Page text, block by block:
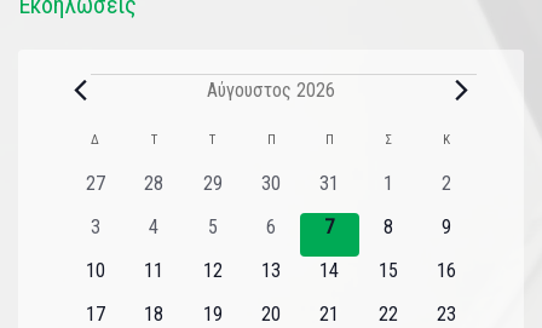
Αύγουστος 2026
Ημερολόγιο
του
Εκδηλώσεις
Δ Τ Τ Π Π Σ Κ
0
27
0
28
0
29
0
εκδηλώσεις
30
0
εκδηλώσεις
31
01
0
2
0
3
0
4
0
εκδηλώσεις
5
0
εκδηλώσεις
6
0
εκδηλώσεις
7
0
8
0
9
0
10
0
11
0
12
0
13
0
14
0
15
0
16
0
17
0
18
0
19
0
20
0
21
0
22
0
23